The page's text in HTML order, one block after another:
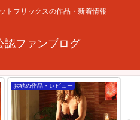
トフリックスの作品・新着情報
認ファンブログ
お勧め作品・レビュー